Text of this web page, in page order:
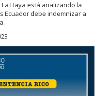
Haya está analizando la
Ecuador debe indemnizar a